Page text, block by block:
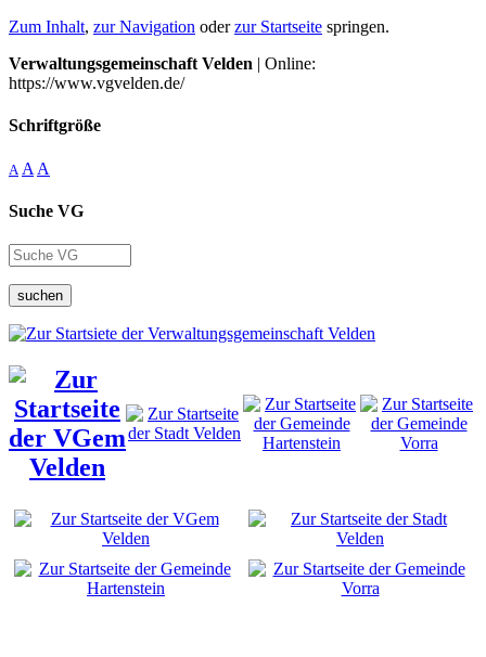
Zum Inhalt, zur Navigation oderzur Startseite springen.
Verwaltungsgemeinschaft Velden | Online:
https://www.vgvelden.de/
Schriftgröße
A A A
Suche VG
suchen